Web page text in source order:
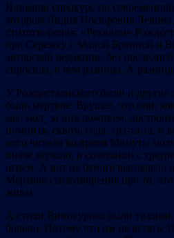
Я помню спецкурс по современной
котором Лидия Иосифовна Левина
стихотворения: «Реквием»
про Сережку с Малой Бронной и
авторской редакции, без
спросила, в чем разница. А
У Рождественского были и
было мертвое. Врущее, что они,
мы, мол¸ за них доживем,
помнить, сквозь года, тра-та-та, и
него читали во время Минуты
иначе звучало, в сочетании с
огнем. А вот на бумаге выглядело
Мертвое стихотворение про то,
живы.
А стихи Винокурова были
больно. Потому что им не встать.